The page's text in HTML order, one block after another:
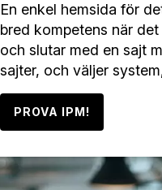
En enkel hemsida för
bred kompetens när
och slutar med en sajt
sajter, och väljer
PROVA IPM!